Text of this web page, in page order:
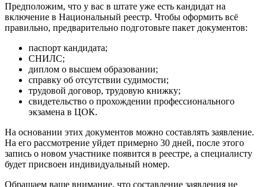
Предположим, что у вас в штате уже есть кандидат на
включение в Национальный реестр. Чтобы оформить всё
правильно, предварительно подготовьте пакет документов:
паспорт кандидата;
СНИЛС;
диплом о высшем образовании;
справку об отсутствии судимости;
трудовой договор, трудовую книжку;
свидетельство о прохождении профессионального
экзамена в ЦОК.
На основании этих документов можно составлять заявление.
На его рассмотрение уйдет примерно 30 дней, после этого
запись о новом участнике появится в реестре, а специалисту
будет присвоен индивидуальный номер.
Обращаем ваше внимание, что составление заявления не